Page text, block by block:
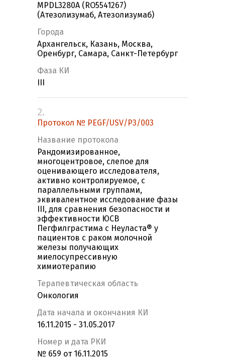
MPDL3280A (RO5541267)
(Атезолизумаб, Атезолизумаб)
Города
Архангельск, Казань, Москва,
Оренбург, Самара, Санкт-Петербург
Фаза КИ
2.
Протокол № PEGF/USV/P3/003
Название протокола
Рандомизированное,
многоцентровое, слепое для
оценивающего исследователя,
активно контролируемое, с
параллельными группами,
эквивалентное исследование фазы
III, для сравнения безопасности и
эффективности ЮСВ
Пегфилграстима с Неуластa® у
пациентов с раком молочной
железы получающих
миелосупрессивную
химиотерапию
Терапевтическая область
Онкология
Дата начала и окончания КИ
16.11.2015 - 31.05.2017
Номер и дата РКИ
№ 659 от 16.11.2015